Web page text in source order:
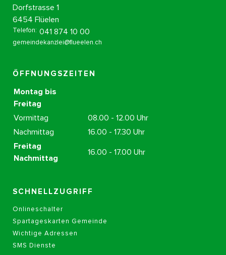
Dorfstrasse 1
6454 Flüelen
Telefon: 041 874 10 00
gemeindekanzlei@flueelen.ch
ÖFFNUNGSZEITEN
Montag bis
Freitag
Vormittag
08.00 - 12.00 Uhr
Nachmittag
16.00 - 17.30 Uhr
Freitag
Nachmittag
16.00 - 17.00 Uhr
SCHNELLZUGRIFF
Onlineschalter
Spartageskarten Gemeinde
Wichtige Adressen
SMS Dienste